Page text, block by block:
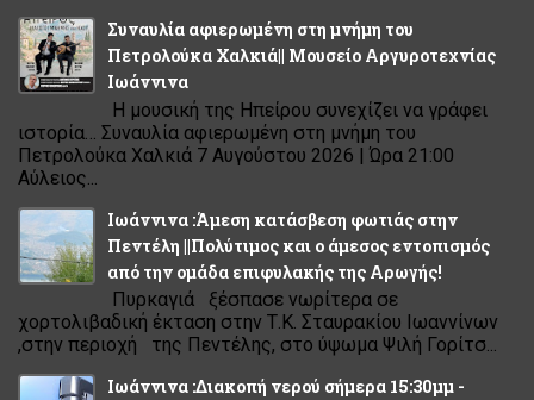
Συναυλία αφιερωμένη στη μνήμη του
Πετρολούκα Χαλκιά|| Μουσείο Αργυροτεχνίας
Ιωάννινα
Η μουσική της Ηπείρου συνεχίζει να γράφει
ιστορία… Συναυλία αφιερωμένη στη μνήμη του
Πετρολούκα Χαλκιά 7 Αυγούστου 2026 | Ώρα 21:00
Αύλειος...
Ιωάννινα :Άμεση κατάσβεση φωτιάς στην
Πεντέλη ||Πολύτιμος και ο άμεσος εντοπισμός
από την ομάδα επιφυλακής της Αρωγής!
Πυρκαγιά ξέσπασε νωρίτερα σε
χορτολιβαδική έκταση στην Τ.Κ. Σταυρακίου Ιωαννίνων
,στην περιοχή της Πεντέλης, στο ύψωμα Ψιλή Γορίτσ...
Ιωάννινα :Διακοπή νερού σήμερα 15:30μμ -